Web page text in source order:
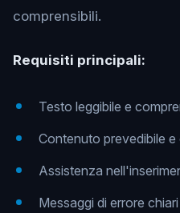
comprensibili.
Requisiti principali:
Testo leggibile e
Contenuto prevedibile
Assistenza
Messaggi di errore